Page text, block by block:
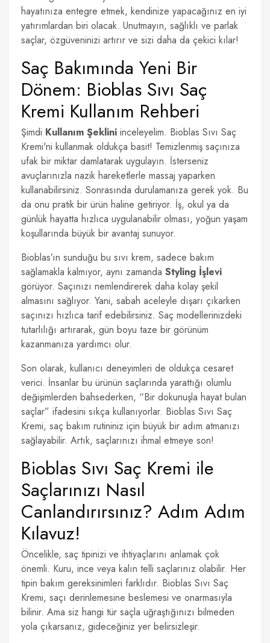
hayatınıza entegre etmek, kendinize yapacağınız en iyi
yatırımlardan biri olacak. Unutmayın, sağlıklı ve parlak
saçlar, özgüveninizi artırır ve sizi daha da çekici kılar!
Saç Bakımında Yeni Bir
Dönem: Bioblas Sıvı Saç
Kremi Kullanım Rehberi
Şimdi Kullanım Şeklini inceleyelim. Bioblas Sıvı Saç
Kremi'ni kullanmak oldukça basit! Temizlenmiş saçınıza
ufak bir miktar damlatarak uygulayın. İsterseniz
avuçlarınızla nazik hareketlerle massaj yaparken
kullanabilirsiniz. Sonrasında durulamanıza gerek yok. Bu
da onu pratik bir ürün haline getiriyor. İş, okul ya da
günlük hayatta hızlıca uygulanabilir olması, yoğun yaşam
koşullarında büyük bir avantaj sunuyor.
Bioblas’ın sunduğu bu sıvı krem, sadece bakım
sağlamakla kalmıyor, aynı zamanda Styling İşlevi
görüyor. Saçınızı nemlendirerek daha kolay şekil
almasını sağlıyor. Yani, sabah aceleyle dışarı çıkarken
saçınızı hızlıca tarif edebilirsiniz. Saç modellerinizdeki
tutarlılığı artırarak, gün boyu taze bir görünüm
kazanmanıza yardımcı olur.
Son olarak, kullanıcı deneyimleri de oldukça cesaret
verici. İnsanlar bu ürünün saçlarında yarattığı olumlu
değişimlerden bahsederken, “Bir dokunuşla hayat bulan
saçlar” ifadesini sıkça kullanıyorlar. Bioblas Sıvı Saç
Kremi, saç bakım rutininiz için büyük bir adım atmanızı
sağlayabilir. Artık, saçlarınızı ihmal etmeye son!
Bioblas Sıvı Saç Kremi ile
Saçlarınızı Nasıl
Canlandırırsınız? Adım Adım
Kılavuz!
Öncelikle, saç tipinizi ve ihtiyaçlarını anlamak çok
önemli. Kuru, ince veya kalın telli saçlarınız olabilir. Her
tipin bakım gereksinimleri farklıdır. Bioblas Sıvı Saç
Kremi, saçı derinlemesine beslemesi ve onarmasıyla
bilinir. Ama siz hangi tür saçla uğraştığınızı bilmeden
yola çıkarsanız, gideceğiniz yer belirsizleşir.